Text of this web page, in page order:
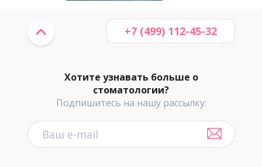
Хотите узнавать больше о
стоматологии?
Подпишитесь на нашу рассылку:
+7 (499) 112-45-32